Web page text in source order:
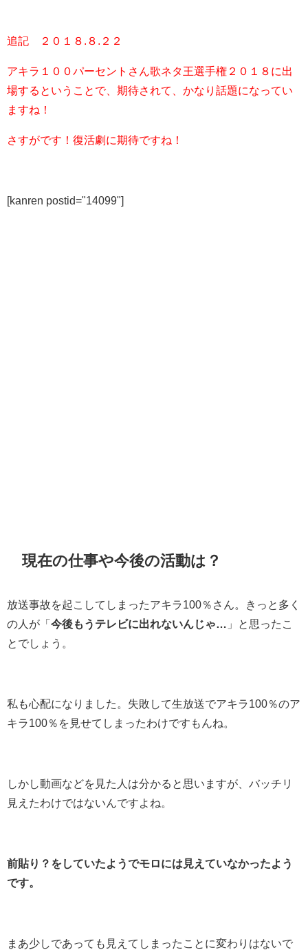
追記 ２０１８.８.２２
アキラ１００パーセントさん歌ネタ王選手権２０１８に出
場するということで、期待されて、かなり話題になってい
ますね！
さすがです！復活劇に期待ですね！
[kanren postid="14099"]
現在の仕事や今後の活動は？
放送事故を起こしてしまったアキラ100％さん。きっと多く
の人が「 今後もうテレビに出れないんじゃ… 」と思ったこ
とでしょう。
私も心配になりました。失敗して生放送でアキラ100％のア
キラ100％を見せてしまったわけですもんね。
しかし動画などを見た人は分かると思いますが、バッチリ
見えたわけではないんですよね。
前貼り？をしていたようでモロには見えていなかったよう
です。
まあ少しであっても見えてしまったことに変わりはないで